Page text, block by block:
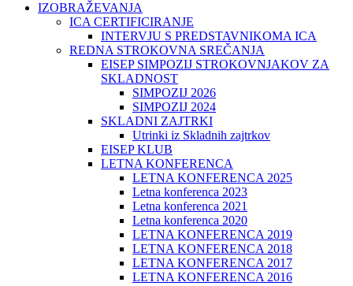
IZOBRAŽEVANJA
ICA CERTIFICIRANJE
INTERVJU S PREDSTAVNIKOMA ICA
REDNA STROKOVNA SREČANJA
EISEP SIMPOZIJ STROKOVNJAKOV ZA
SKLADNOST
SIMPOZIJ 2026
SIMPOZIJ 2024
SKLADNI ZAJTRKI
Utrinki iz Skladnih zajtrkov
EISEP KLUB
LETNA KONFERENCA
LETNA KONFERENCA 2025
Letna konferenca 2023
Letna konferenca 2021
Letna konferenca 2020
LETNA KONFERENCA 2019
LETNA KONFERENCA 2018
LETNA KONFERENCA 2017
LETNA KONFERENCA 2016